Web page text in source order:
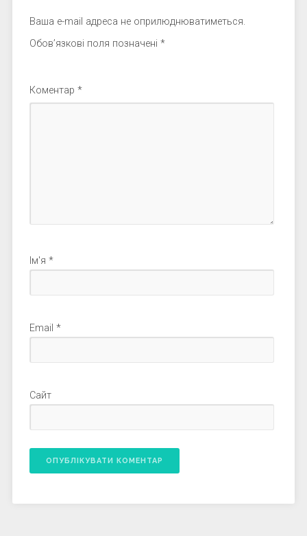
Ваша e-mail адреса не оприлюднюватиметься.
Обов’язкові поля позначені *
Коментар *
Ім'я *
Email *
Сайт